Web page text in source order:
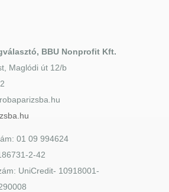
BBU Nonprofit Kft.
Maglódi út 12/b
01 09 994624
2-42
UniCredit- 10918001-